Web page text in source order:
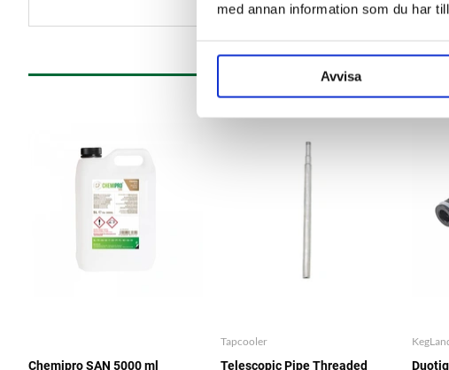
med annan information som du har
Avvisa
Chemipro SAN 5000 ml
Tapcooler
Telescopic Pipe Threaded